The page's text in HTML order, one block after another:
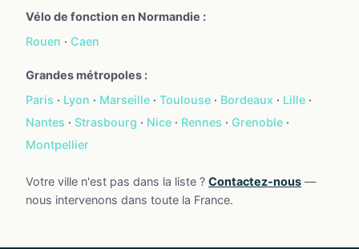
Vélo de fonction en Normandie :
Rouen · Caen
Grandes métropoles :
Paris · Lyon · Marseille · Toulouse · Bordeaux · Lille ·
Nantes · Strasbourg · Nice · Rennes · Grenoble ·
Montpellier
Votre ville n'est pas dans la liste ? Contactez-nous —
nous intervenons dans toute la France.